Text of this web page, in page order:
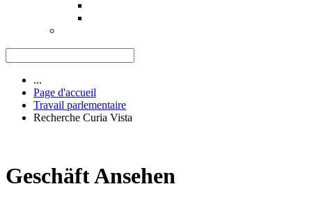
...
Page d'accueil
Travail parlementaire
Recherche Curia Vista
Geschäft Ansehen